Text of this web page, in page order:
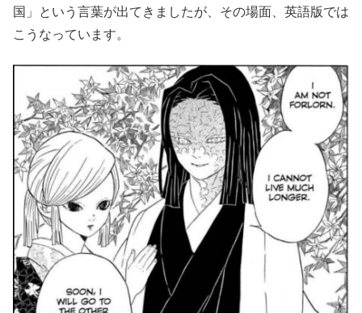
国」という言葉が出てきましたが、その場面、英語版では
こうなっています。